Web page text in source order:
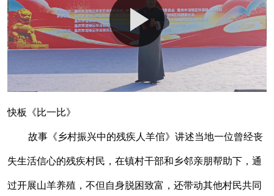
快板《比一比》
故事《乡村振兴中的残疾人羊倌》讲述当地一位曾经丧
失生活信心的残疾村民，在镇村干部和乡邻亲朋帮助下，通
过开展山羊养殖，不但自身脱困致富，还带动其他村民共同